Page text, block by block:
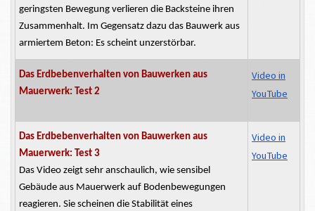
geringsten Bewegung verlieren die Backsteine ihren
Zusammenhalt. Im Gegensatz dazu das Bauwerk aus
armiertem Beton: Es scheint unzerstörbar.
Das Erdbebenverhalten von Bauwerken aus
Mauerwerk: Test 2
Video in
YouTube
Das Erdbebenverhalten von Bauwerken aus
Mauerwerk: Test 3
Das Video zeigt sehr anschaulich, wie sensibel
Gebäude aus Mauerwerk auf Bodenbewegungen
reagieren. Sie scheinen die Stabilität eines
Video in
YouTube